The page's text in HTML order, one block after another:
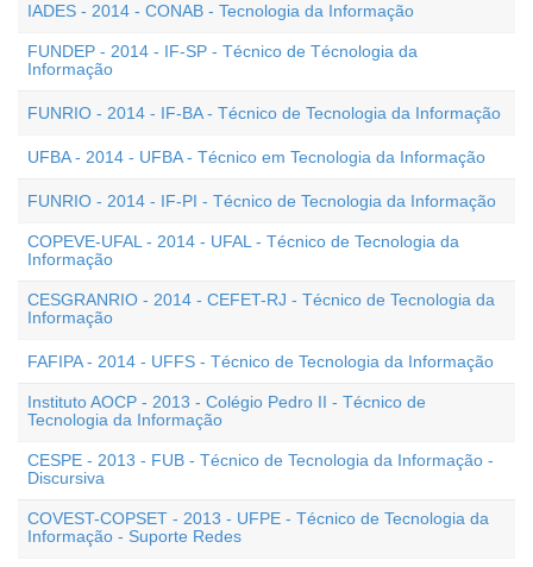
IADES - 2014 - CONAB - Tecnologia da Informação
FUNDEP - 2014 - IF-SP - Técnico de Técnologia da
Informação
FUNRIO - 2014 - IF-BA - Técnico de Tecnologia da Informação
UFBA - 2014 - UFBA - Técnico em Tecnologia da Informação
FUNRIO - 2014 - IF-PI - Técnico de Tecnologia da Informação
COPEVE-UFAL - 2014 - UFAL - Técnico de Tecnologia da
Informação
CESGRANRIO - 2014 - CEFET-RJ - Técnico de Tecnologia da
Informação
FAFIPA - 2014 - UFFS - Técnico de Tecnologia da Informação
Instituto AOCP - 2013 - Colégio Pedro II - Técnico de
Tecnologia da Informação
CESPE - 2013 - FUB - Técnico de Tecnologia da Informação -
Discursiva
COVEST-COPSET - 2013 - UFPE - Técnico de Tecnologia da
Informação - Suporte Redes